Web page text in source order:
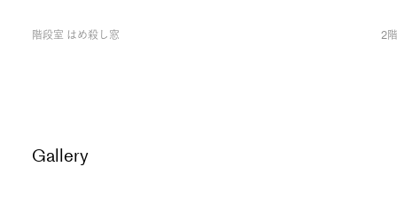
階段室 はめ殺し窓 2
Gallery